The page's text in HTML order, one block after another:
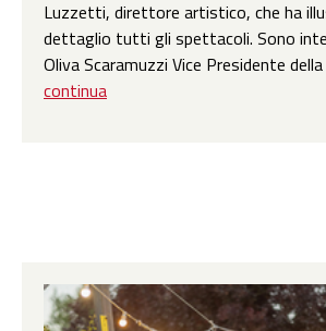
Luzzetti, direttore artistico, che ha
dettaglio tutti gli spettacoli. Sono
Oliva Scaramuzzi Vice Presidente
continua